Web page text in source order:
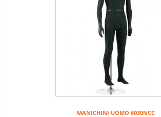
MANICHINI UOMO 6030NCC